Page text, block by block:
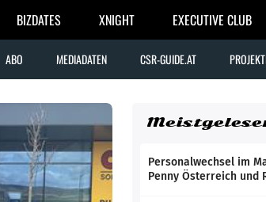
BIZDATES XNIGHT EXECUTIVE CLUB
ABO MEDIADATEN CSR-GUIDE.AT
Personalwechsel im
Penny Österreich und